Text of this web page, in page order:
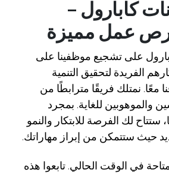
كابارول –
عمل مميزة
على تشجيع موظفينا على
الفريدة لتحقيق التنمية
معًا. نمتلك فريقًا مترابطًا من
والموهوبين للغاية. بمجرد
ستتاح لك الفرصة للابتكار والنمو
حيث ستتمكن من إبراز مهاراتك.
في الوقت الحالي. تابعوا هذه